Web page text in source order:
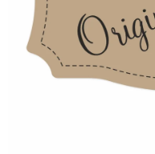
Datenschutzerklärung